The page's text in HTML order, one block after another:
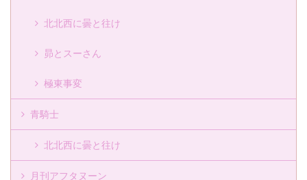
北北西に曇と往け
昴とスーさん
極東事変
青騎士
北北西に曇と往け
月刊アフタヌーン